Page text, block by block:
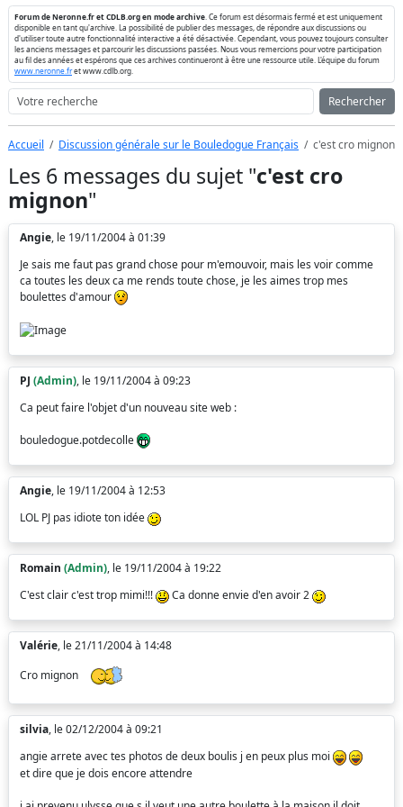
Forum de Neronne.fr et CDLB.org en mode archive . Ce forum est désormais fermé et est uniquement
disponible en tant qu'archive. La possibilité de publier des messages, de répondre aux discussions ou
d'utiliser toute autre fonctionnalité interactive a été désactivée. Cependant, vous pouvez toujours consulter
les anciens messages et parcourir les discussions passées. Nous vous remercions pour votre participation
au fil des années et espérons que ces archives continueront à être une ressource utile. L'équipe du forum
www.neronne.fret www.cdlb.org.
Rechercher
Accueil Discussion générale sur le Bouledogue Français c'est cro mignon
Les 6 messages du sujet "c'est cro
mignon"
Angie, le 19/11/2004 à 01:39
Je sais me faut pas grand chose pour m'emouvoir, mais les voir comme
ca toutes les deux ca me rends toute chose, je les aimes trop mes
boulettes d'amour
PJ (Admin), le 19/11/2004 à 09:23
Ca peut faire l'objet d'un nouveau site web :
bouledogue.potdecolle
Angie, le 19/11/2004 à 12:53
LOL PJ pas idiote ton idée
Romain (Admin), le 19/11/2004 à 19:22
C'est clair c'est trop mimi!!!
Ca donne envie d'en avoir 2
Valérie, le 21/11/2004 à 14:48
Cro mignon
silvia, le 02/12/2004 à 09:21
angie arrete avec tes photos de deux boulis j en peux plus moi
et dire que je dois encore attendre